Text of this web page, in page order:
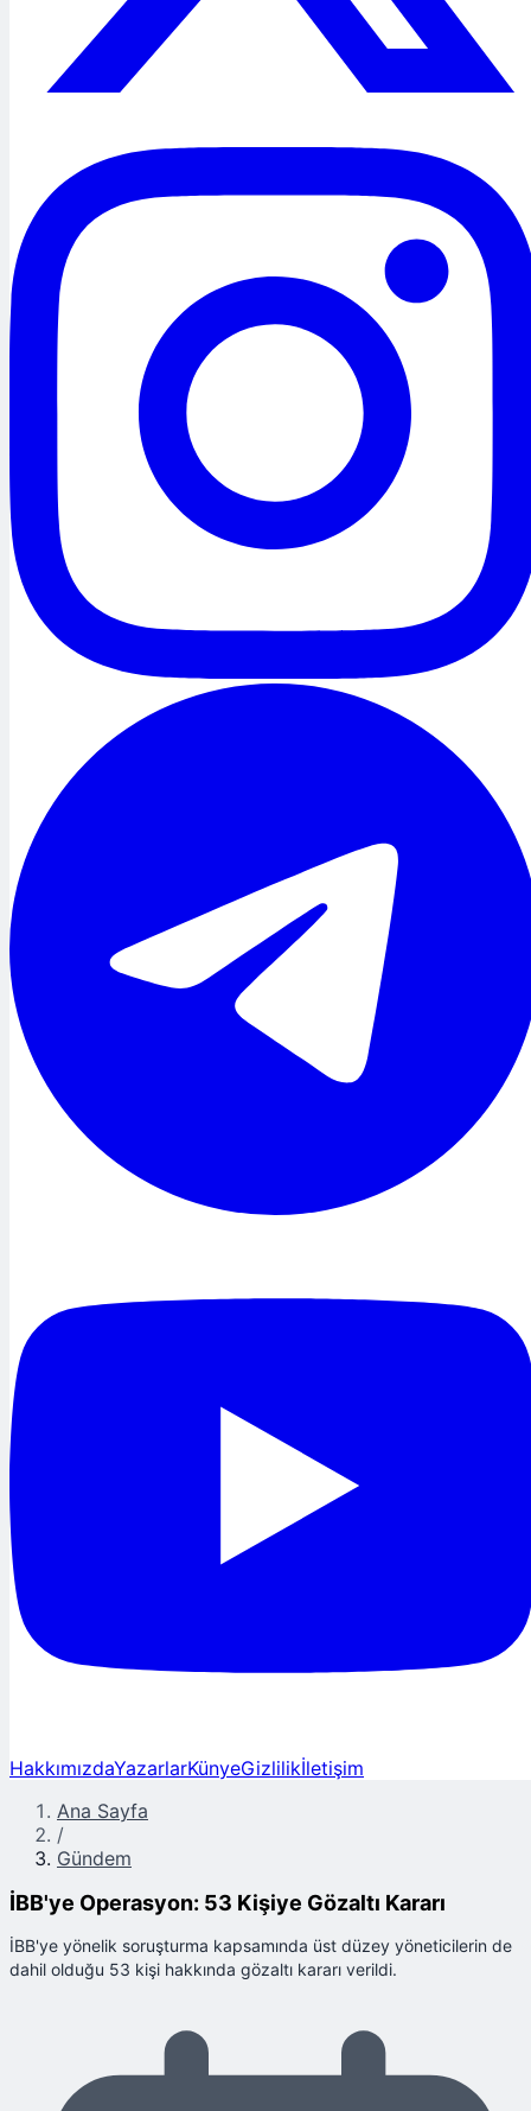
HakkımızdaYazarlarKünyeGizlilikİletişim
Ana Sayfa
/
Gündem
İBB'ye Operasyon: 53 Kişiye Gözaltı Kararı
İBB'ye yönelik soruşturma kapsamında üst düzey yöneticilerin de
dahil olduğu 53 kişi hakkında gözaltı kararı verildi.